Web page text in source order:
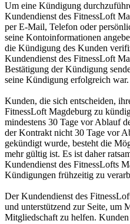
Um eine Kündigung
Kundendienst des FitnessLoft
per E-Mail, Telefon oder
seine Kontoinformationen
die Kündigung des Kunden
Kundendienst des FitnessLoft
Bestätigung der Kündigung
seine Kündigung erfolgreich war.
Kunden, die sich entscheiden,
FitnessLoft Magdeburg zu
mindestens 30 Tage vor Ablauf
der Kontrakt nicht 30 Tage vor
gekündigt wurde, besteht die
mehr gültig ist. Es ist daher
Kundendienst des FitnessLofts
Kündigungen frühzeitig zu
Der Kundendienst des
und unterstützend zur Seite, um
Mitgliedschaft zu helfen.